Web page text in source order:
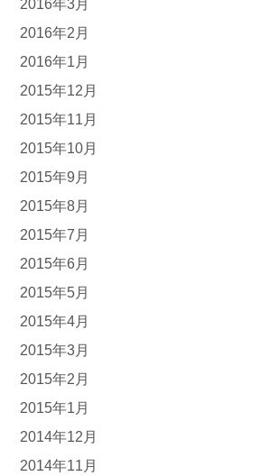
2016年3月
2016年2月
2016年1月
2015年12月
2015年11月
2015年10月
2015年9月
2015年8月
2015年7月
2015年6月
2015年5月
2015年4月
2015年3月
2015年2月
2015年1月
2014年12月
2014年11月